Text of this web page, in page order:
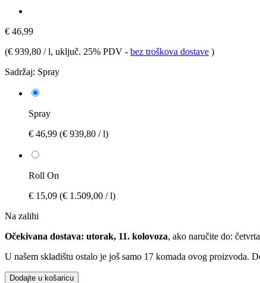
€ 46,99
(€ 939,80 / l, uključ. 25% PDV - bez troškova dostave )
Sadržaj: Spray
Spray
€ 46,99 (€ 939,80 / l)
Roll On
€ 15,09 (€ 1.509,00 / l)
Na zalihi
Očekivana dostava: utorak, 11. kolovoza, ako naručite do:
U našem skladištu ostalo je još samo 17 komada ovog proizvoda.
Dodajte u košaricu